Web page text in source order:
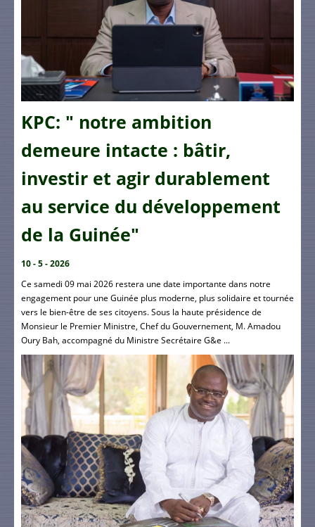
KPC: " notre ambition
demeure intacte : bâtir,
investir et agir durablement
au service du développement
de la Guinée"
10 - 5 - 2026
Ce samedi 09 mai 2026 restera une date importante dans notre
engagement pour une Guinée plus moderne, plus solidaire et tournée
vers le bien-être de ses citoyens. Sous la haute présidence de
Monsieur le Premier Ministre, Chef du Gouvernement, M. Amadou
Oury Bah, accompagné du Ministre Secrétaire G&e ...